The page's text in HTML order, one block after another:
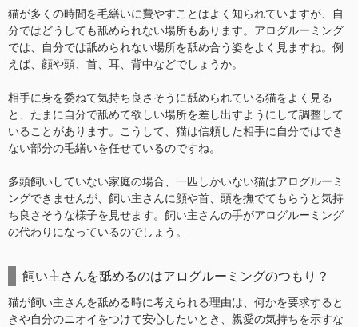
猫が多くの時間を毛繕いに費やすことはよく知られていますが、自
分ではどうしても舐められない場所もあります。アログルーミング
では、自分では舐められない場所を舐め合う姿をよく見ますね。例
えば、顔や頭、首、耳、背中などでしょうか。
相手に身を委ねて気持ち良さそうに舐められている猫をよく見る
と、たまに自分で舐めて欲しい場所を差し出すようにして調整して
いることがあります。こうして、猫は信頼した相手に自分ではでき
ない部分の毛繕いを任せているのですね。
多頭飼いしていない家庭の場合、一匹しかいない猫はアログルーミ
ングできませんが、飼い主さんに顔や首、頭を撫でてもらうと気持
ち良さそうな様子を見せます。飼い主さんの手がアログルーミング
の代わりになっているのでしょう。
飼い主さんを舐めるのはアログルーミングのつもり？
猫が飼い主さんを舐める時に考えられる理由は、何かを要求すると
きや自分のニオイをつけて安心したいとき、親愛の気持ちを示すな